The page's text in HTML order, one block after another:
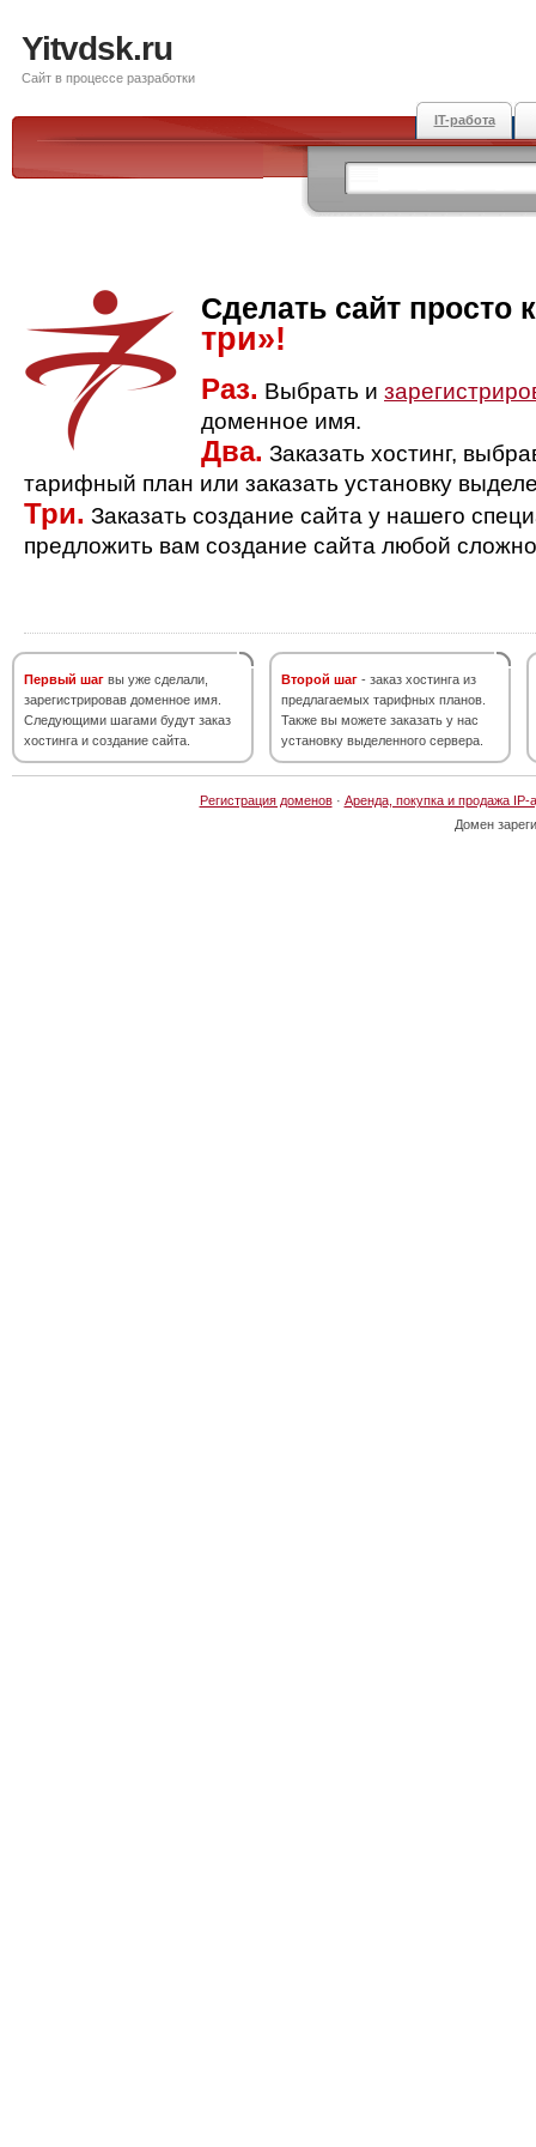
Yitvdsk.ru
Сайт в процессе разработки
IT-работа
Сделать сайт просто
три»!
Раз. Выбрать и
доменное имя.
Два. Заказать хостинг,
тарифный план или заказать установку
Три. Заказать создание сайта у нашего
предложить вам создание сайта любой
Первый шаг вы уже сделали,
зарегистрировав доменное имя.
Следующими шагами будут заказ
хостинга и создание сайта.
Второй шаг - заказ хостинга из
предлагаемых тарифных планов.
Также вы можете заказать у нас
установку выделенного сервера.
Регистрация доменов· Аренда, покупка и продажа IP-
Домен